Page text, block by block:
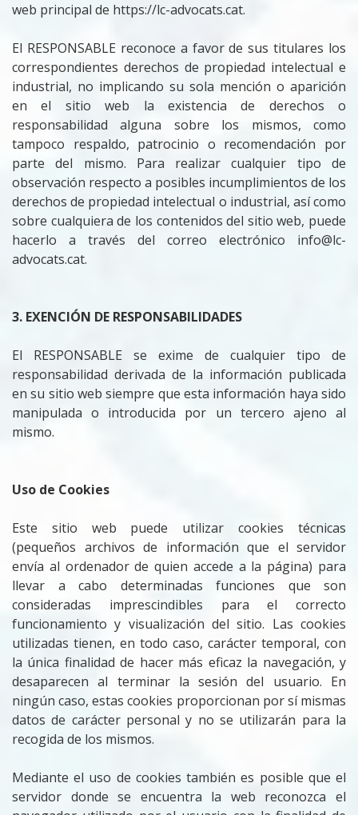
web principal de https://lc-advocats.cat.
El RESPONSABLE reconoce a favor de sus titulares los
correspondientes derechos de propiedad intelectual e
industrial, no implicando su sola mención o aparición
en el sitio web la existencia de derechos o
responsabilidad alguna sobre los mismos, como
tampoco respaldo, patrocinio o recomendación por
parte del mismo. Para realizar cualquier tipo de
observación respecto a posibles incumplimientos de los
derechos de propiedad intelectual o industrial, así como
sobre cualquiera de los contenidos del sitio web, puede
hacerlo a través del correo electrónico info@lc-
advocats.cat.
3. EXENCIÓN DE RESPONSABILIDADES
El RESPONSABLE se exime de cualquier tipo de
responsabilidad derivada de la información publicada
en su sitio web siempre que esta información haya sido
manipulada o introducida por un tercero ajeno al
mismo.
Uso de Cookies
Este sitio web puede utilizar cookies técnicas
(pequeños archivos de información que el servidor
envía al ordenador de quien accede a la página) para
llevar a cabo determinadas funciones que son
consideradas imprescindibles para el correcto
funcionamiento y visualización del sitio. Las cookies
utilizadas tienen, en todo caso, carácter temporal, con
la única finalidad de hacer más eficaz la navegación, y
desaparecen al terminar la sesión del usuario. En
ningún caso, estas cookies proporcionan por sí mismas
datos de carácter personal y no se utilizarán para la
recogida de los mismos.
Mediante el uso de cookies también es posible que el
servidor donde se encuentra la web reconozca el